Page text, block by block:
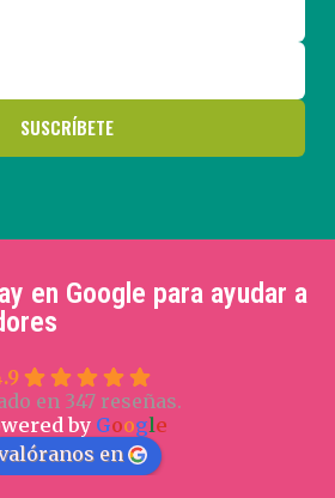
en Google para ayudar a
en 347 reseñas.
by Google
en